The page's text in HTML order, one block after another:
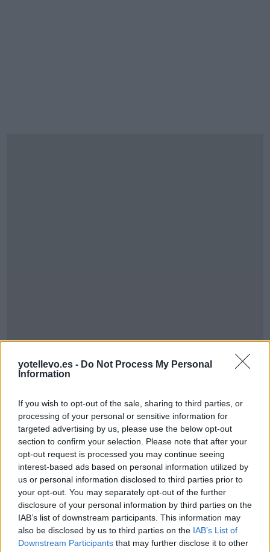
yotellevo.es - Do Not Process My Personal
Information
If you wish to opt-out of the sale, sharing to third parties, or
processing of your personal or sensitive information for
targeted advertising by us, please use the below opt-out
section to confirm your selection. Please note that after your
opt-out request is processed you may continue seeing
interest-based ads based on personal information utilized by
us or personal information disclosed to third parties prior to
your opt-out. You may separately opt-out of the further
disclosure of your personal information by third parties on the
IAB’s list of downstream participants. This information may
also be disclosed by us to third parties on the IAB’s List of
Downstream Participants that may further disclose it to other
Cómo ir desde Ortigueira a Parla
Resumen de datos de la ruta entre Ortigueira y